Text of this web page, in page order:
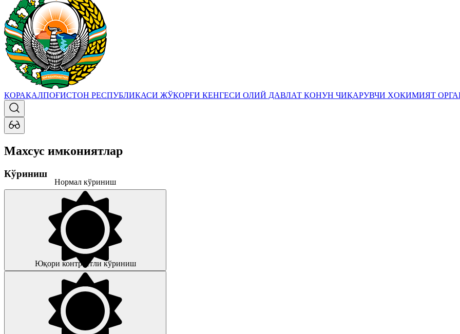
ҚОРАҚАЛПОҒИСТОН РЕСПУБЛИКАСИ ЖЎҚОРҒИ КЕНГЕСИ ОЛИЙ ДАВЛАТ ҚОНУН ЧИҚАРУВЧИ ҲОКИМИЯТ
Махсус имкониятлар
Кўриниш
Нормал кўриниш
Юқори контрастли кўриниш